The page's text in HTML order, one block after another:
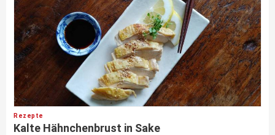
Rezepte
Kalte Hähnchenbrust in Sake